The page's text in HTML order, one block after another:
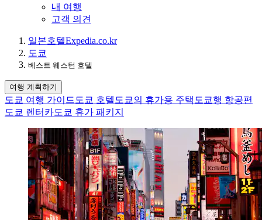
내 여행
고객 의견
일본호텔Expedia.co.kr
도쿄
베스트 웨스턴 호텔
여행 계획하기
도쿄 여행 가이드 도쿄 호텔 도쿄의 휴가용 주택 도쿄행 항공편
도쿄 렌터카도쿄 휴가 패키지